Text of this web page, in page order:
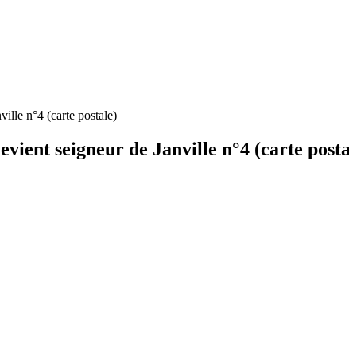
n°4 (carte postale)
seigneur de Janville n°4 (carte